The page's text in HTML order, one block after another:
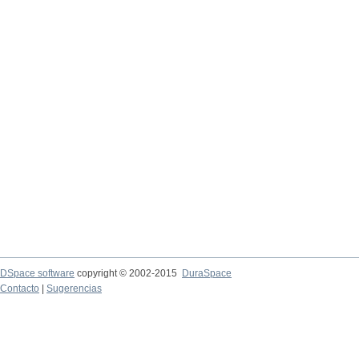
DSpace software copyright © 2002-2015
DuraSpace
Contacto
Sugerencias